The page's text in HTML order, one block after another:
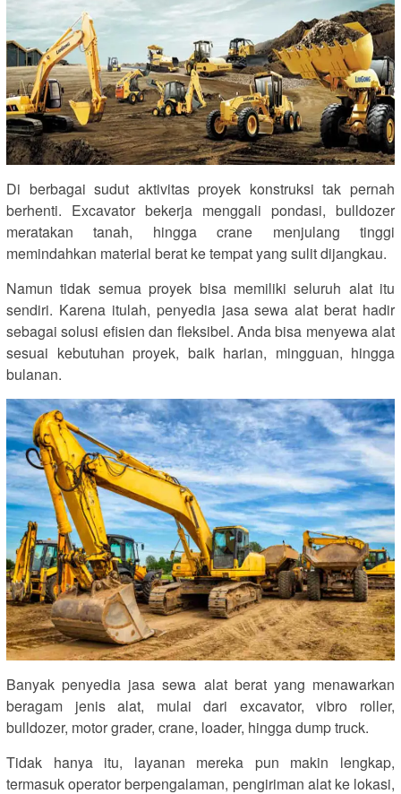
Di berbagai sudut aktivitas proyek konstruksi tak pernah
berhenti. Excavator bekerja menggali pondasi, bulldozer
meratakan tanah, hingga crane menjulang tinggi
memindahkan material berat ke tempat yang sulit dijangkau.
Namun tidak semua proyek bisa memiliki seluruh alat itu
sendiri. Karena itulah, penyedia jasa sewa alat berat hadir
sebagai solusi efisien dan fleksibel. Anda bisa menyewa alat
sesuai kebutuhan proyek, baik harian, mingguan, hingga
bulanan.
Banyak penyedia jasa sewa alat berat yang menawarkan
beragam jenis alat, mulai dari excavator, vibro roller,
bulldozer, motor grader, crane, loader, hingga dump truck.
Tidak hanya itu, layanan mereka pun makin lengkap,
termasuk operator berpengalaman, pengiriman alat ke lokasi,